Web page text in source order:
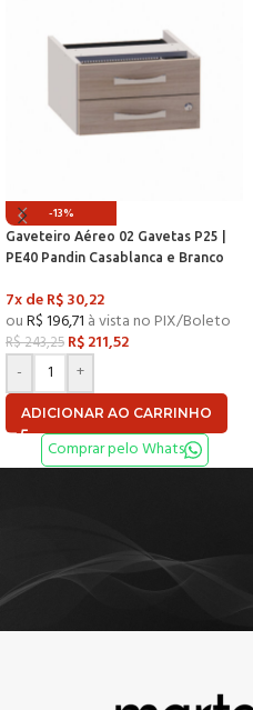
-13%
Gaveteiro Aéreo 02 Gavetas P25 |
PE40 Pandin Casablanca e Branco
7x deR$30,22
ouR$196,71 à vista no PIX/Boleto
R$243,25 R$211,52
-
+
ADICIONAR AO CARRINHO
Comprar pelo Whats